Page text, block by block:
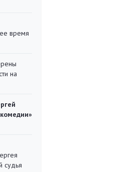
время
на
судья